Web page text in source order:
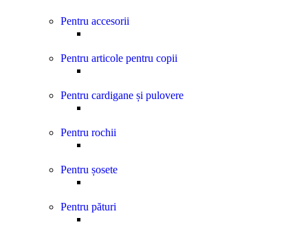
Pentru accesorii
Pentru articole pentru copii
Pentru cardigane și pulovere
Pentru rochii
Pentru șosete
Pentru pături